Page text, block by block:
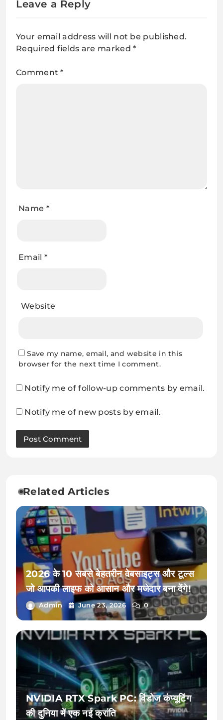
Leave a Reply
Your email address will not be published.
Required fields are marked*
Comment*
Name *
Email *
Website
Save my name, email, and website in this
browser for the next time I comment.
Notify me of follow-up comments by email.
Notify me of new posts by email.
Related Articles
2026 के 10 सबसे बेहतरीन वेबसाइट्स और टूल्स
जो आपकी लाइफ को आसान और मजेदार बना देंगे!
Admin June 23, 2026 0
NVIDIA RTX Spark PC: विंडोज कंप्यूटिंग
की दुनिया में एक नई क्रांति